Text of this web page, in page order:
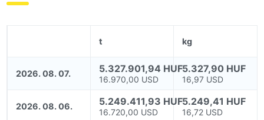
t kg
2026. 08. 07. 5.327.901,94 HUF
16.970,00 USD
5.327,90 HUF
16,97 USD
2026. 08. 06. 5.249.411,93 HUF
16.720,00 USD
5.249,41 HUF
16,72 USD